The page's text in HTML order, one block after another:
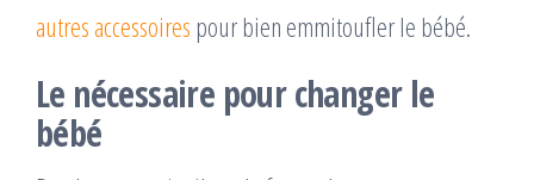
autres accessoires pour bien emmitoufler le bébé.
Le nécessaire pour changer le
bébé